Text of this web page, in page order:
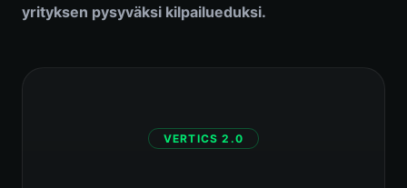
yrityksen pysyväksi kilpailueduksi.
VERTICS 2.0